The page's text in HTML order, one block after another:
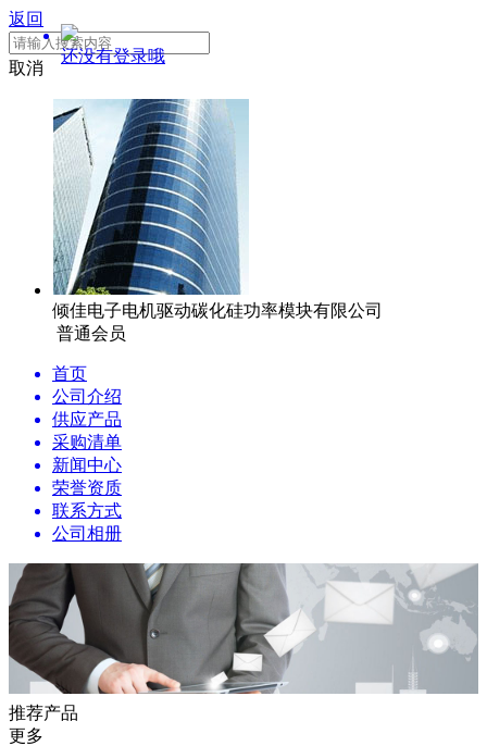
返回
取消
倾佳电子电机驱动碳化硅功率模块有限公司
普通会员
首页
公司介绍
供应产品
采购清单
新闻中心
荣誉资质
联系方式
公司相册
推荐产品
更多
还没有登录哦